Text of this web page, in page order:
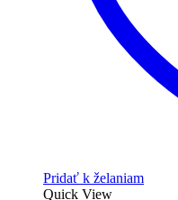
Pridať k želaniam
Quick View